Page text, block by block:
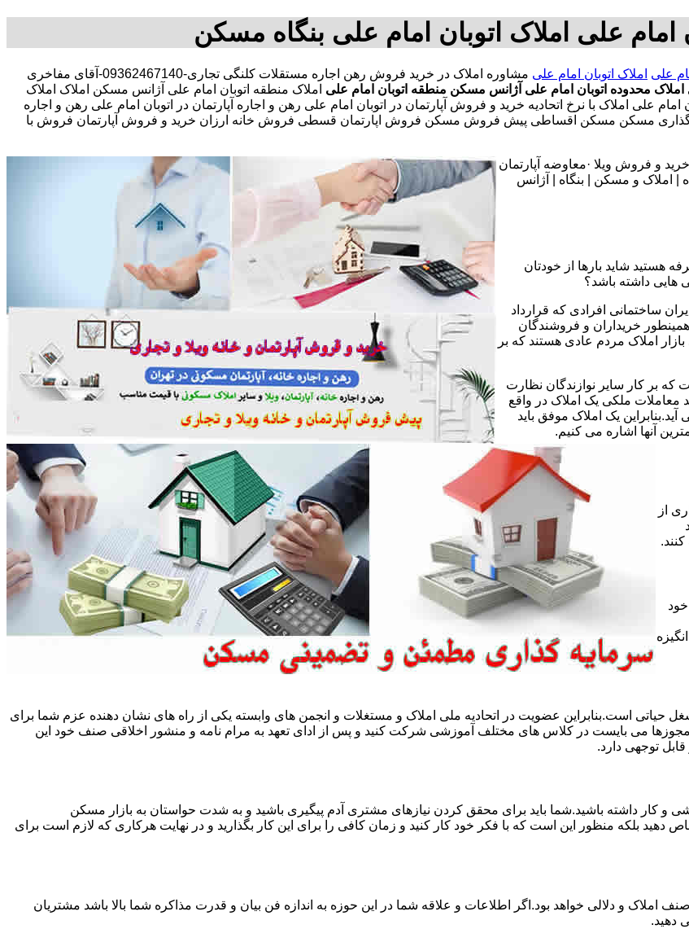
علی املاک اتوبان امام علی بنگاه مسکن
علی املاک اتوبان امام علی
مشاوره املاک در خرید فروش رهن اجاره مستقلات کلنگی تجاری-09362467140-آقای مفاخری
املاک محدوده اتوبان امام علی آژانس مسکن منطقه اتوبان امام علی املاک منطقه اتوبان امام علی آژانس مسکن املاک املاک
علی املاک با نرخ اتحادیه خرید و فروش آپارتمان در اتوبان امام علی رهن و اجاره آپارتمان در اتوبان امام علی رهن و اجاره
گذاری مسکن مسکن اقساطی پیش فروش مسکن فروش اپارتمان قسطی فروش خانه ارزان خرید و فروش آپارتمان فروش با
و فروش ویلا ·معاوضه آپارتمان
| املاک و مسکن | بنگاه | آژانس
هستید شاید بارها از خودتان
هایی داشته باشد؟
ساختمانی افرادی که قرارداد
خریداران و فروشندگان
املاک مردم عادی هستند که بر
بر کار سایر نوازندگان نظارت
معاملات ملکی یک املاک در واقع
یک املاک موفق باید
آنها اشاره می کنیم.
از
حیاتی است.بنابراین عضویت در اتحادیه ملی املاک و مستغلات و انجمن های وابسته یکی از راه های نشان دهنده عزم شما برای
مجوزها می بایست در کلاس های مختلف آموزشی شرکت کنید و پس از ادای تعهد به مرام نامه و منشور اخلاقی صنف خود این
توجهی دارد.
کار داشته باشید.شما باید برای محقق کردن نیازهای مشتری آدم پیگیری باشید و به شدت حواستان به بازار مسکن
دهید بلکه منظور این است که با فکر خود کار کنید و زمان کافی را برای این کار بگذارید و در نهایت هرکاری که لازم است برای
املاک و دلالی خواهد بود.اگر اطلاعات و علاقه شما در این حوزه به اندازه فن بیان و قدرت مذاکره شما بالا باشد مشتریان
دهید.